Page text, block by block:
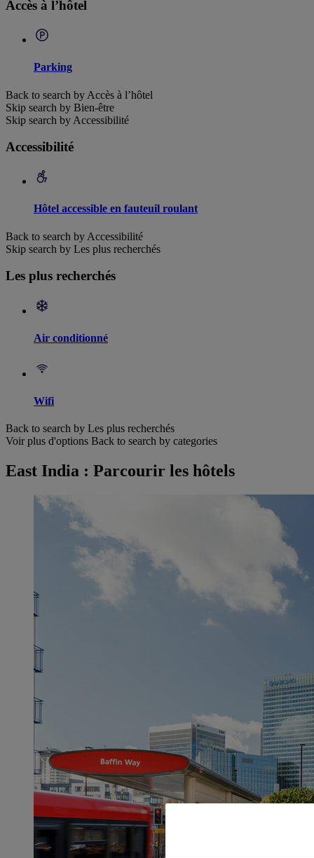
Accès à l’hôtel
Parking
Back to search by Accès à l’hôtel
Skip search by Bien-être
Skip search by Accessibilité
Accessibilité
Hôtel accessible en fauteuil roulant
Back to search by Accessibilité
Skip search by Les plus recherchés
Les plus recherchés
Air conditionné
Wifi
Back to search by Les plus recherchés
Voir plus d'options Back to search by categories
East India : Parcourir les hôtels